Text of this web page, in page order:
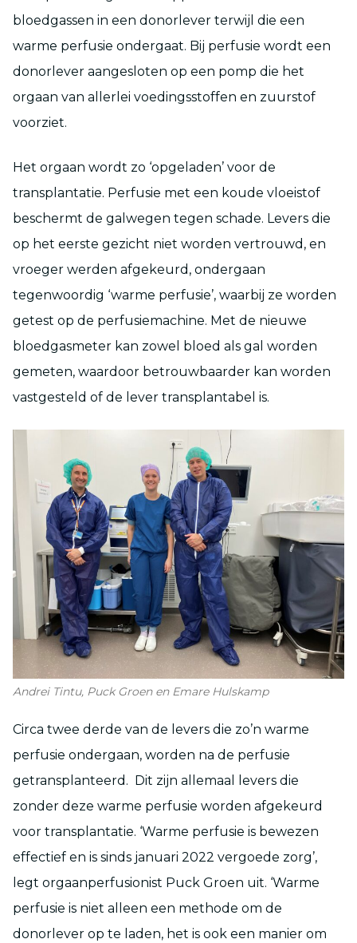
bloedgassen in een donorlever terwijl die een
warme perfusie ondergaat. Bij perfusie wordt een
donorlever aangesloten op een pomp die het
orgaan van allerlei voedingsstoffen en zuurstof
voorziet.
Het orgaan wordt zo ‘opgeladen’ voor de
transplantatie. Perfusie met een koude vloeistof
beschermt de galwegen tegen schade. Levers die
op het eerste gezicht niet worden vertrouwd, en
vroeger werden afgekeurd, ondergaan
tegenwoordig ‘warme perfusie’, waarbij ze worden
getest op de perfusiemachine. Met de nieuwe
bloedgasmeter kan zowel bloed als gal worden
gemeten, waardoor betrouwbaarder kan worden
vastgesteld of de lever transplantabel is.
Andrei Tintu, Puck Groen en Emare Hulskamp
Circa twee derde van de levers die zo’n warme
perfusie ondergaan, worden na de perfusie
getransplanteerd. Dit zijn allemaal levers die
zonder deze warme perfusie worden afgekeurd
voor transplantatie. ‘Warme perfusie is bewezen
effectief en is sinds januari 2022 vergoede zorg’,
legt orgaanperfusionist Puck Groen uit. ‘Warme
perfusie is niet alleen een methode om de
donorlever op te laden, het is ook een manier om